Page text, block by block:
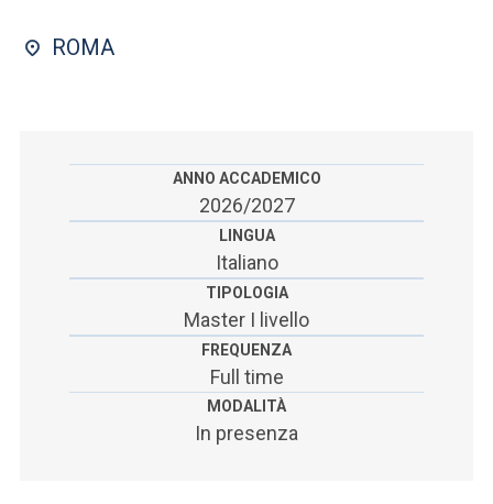
SEI UN DOCENTE O UN MEMBRO DELLO STAFF
ROMA
ANNO ACCADEMICO
2026/2027
LINGUA
Italiano
TIPOLOGIA
Master I livello
FREQUENZA
Full time
MODALITÀ
In presenza